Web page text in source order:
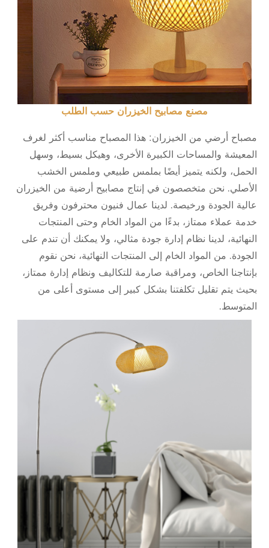
مصنع مصابيح الخيزران حسب الطلب
مصباح أرضي من الخيزران: هذا المصباح مناسب أكثر لغرف
المعيشة والمساحات الكبيرة الأخرى، وهيكل بسيط، وسهل
الحمل، ولكنه يتميز أيضًا بملمس طبيعي وملمس الخشب
الأصلي. نحن متخصصون في إنتاج مصابيح أرضية من الخيزران
عالية الجودة ورخيصة. لدينا عمال فنيون محترفون وفريق
خدمة عملاء ممتاز، بدءًا من المواد الخام وحتى المنتجات
النهائية، لدينا نظام إدارة جودة مثالي، ولا يمكنك أن تندم على
الجودة. من المواد الخام إلى المنتجات النهائية، نحن نقوم
بإنتاجنا الخاص، ومراقبة صارمة للتكاليف ونظام إدارة ممتاز،
بحيث يتم تقليل تكلفتنا بشكل كبير إلى مستوى أعلى من
المتوسط.